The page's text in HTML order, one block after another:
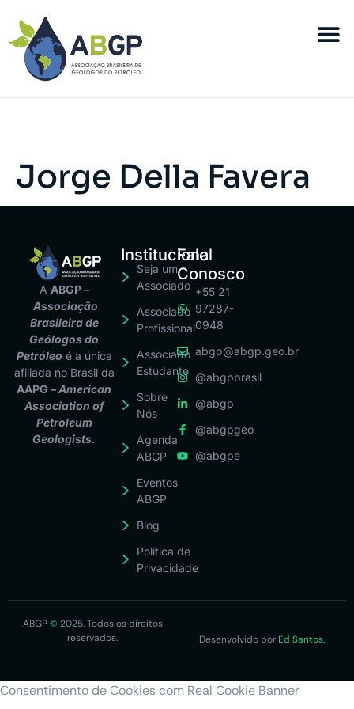
Jorge Della Favera
A ABGP –
Associação
Brasileira de
Geólogos do
Petróleo é a única
afiliada no Brasil da
AAPG– American
Association of
Petroleum
Geologists.
Institucional
Seja um
Associado
Associado
Profissional
Associado
Estudante
Sobre
Nós
Agenda
ABGP
Eventos
ABGP
Blog
Política de
Privacidade
Fale
Conosco
+55 21
97287-
0948
abgp@abgp.geo.br
@abgpbrasil
@abgp
@abgpgeo
@abgpe
ABGP© 2025. Todos os direitos
reservados.
Desenvolvido por Ed Santos.
Consentimento de Cookies com Real Cookie Banner